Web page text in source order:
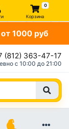
0
Корзина
1000 руб
(812) 363-47-17
c 10:00 до 21:00